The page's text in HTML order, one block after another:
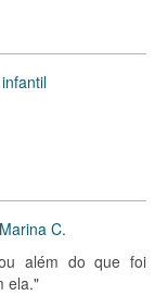
C.
além do que foi
ela."